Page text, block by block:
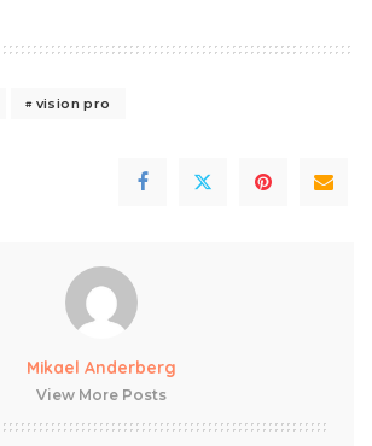
vision pro
Mikael Anderberg
View More Posts